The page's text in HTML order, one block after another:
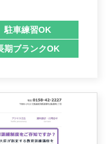
駐車練習OK
期ブランクOK